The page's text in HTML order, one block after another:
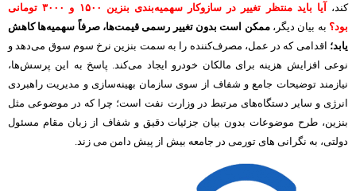
کند،
آیا باید منتظر تغییر در سازوکار سهمیه‌بندی بنزین ۱۵۰۰ و ۳۰۰۰ تومانی
بود؟ به بیان دیگر،ممکن است بدون تغییر رسمی قیمت‌ها، صرفاً سهمیه‌ها کاهش
یابد؛ اقدامی که در عمل، مصرف‌کننده را به سمت بنزین نرخ سوم سوق می‌دهد و
نوعی افزایش هزینه برای مالکان خودرو ایجاد می‌کند. پاسخ به این پرسش‌ها،
نیازمند توضیحات جامع و شفاف از سوی سازمان بهینه‌سازی و مدیریت راهبردی
انرژی و سایر دستگاه‌های مرتبط در وزارت نفت است؛ چرا که در موضوعی مثل
بنزین، طرح موضوعات بدون بیان جزئیات دقیق و شفاف از زبان مقام مسئول
دولتی، به نگرانی های تورمی در جامعه بیش از پیش دامن می زند.